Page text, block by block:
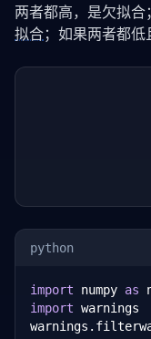
两者都高，是欠拟
拟合；如果两者都低
python
import numpy as
import warnings